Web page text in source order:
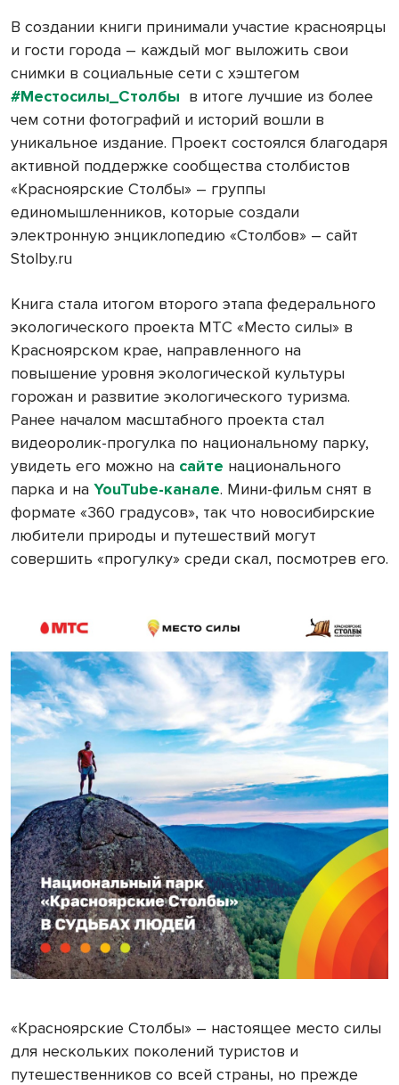
В создании книги принимали участие красноярцы
и гости города – каждый мог выложить свои
снимки в социальные сети с хэштегом
#Местосилы_Столбы в итоге лучшие из более
чем сотни фотографий и историй вошли в
уникальное издание. Проект состоялся благодаря
активной поддержке сообщества столбистов
«Красноярские Столбы» – группы
единомышленников, которые создали
электронную энциклопедию «Столбов» – сайт
Stolby.ru
Книга стала итогом второго этапа федерального
экологического проекта МТС «Место силы» в
Красноярском крае, направленного на
повышение уровня экологической культуры
горожан и развитие экологического туризма.
Ранее началом масштабного проекта стал
видеоролик-прогулка по национальному парку,
увидеть его можно на сайте национального
парка и на YouTube-канале. Мини-фильм снят в
формате «360 градусов», так что новосибирские
любители природы и путешествий могут
совершить «прогулку» среди скал, посмотрев его.
«Красноярские Столбы» – настоящее место силы
для нескольких поколений туристов и
путешественников со всей страны, но прежде